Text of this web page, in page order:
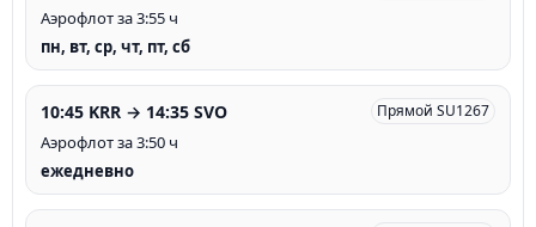
Аэрофлот за 3:55 ч
пн, вт, ср, чт, пт, сб
10:45 KRR → 14:35 SVO Прямой SU1267
Аэрофлот за 3:50 ч
ежедневно